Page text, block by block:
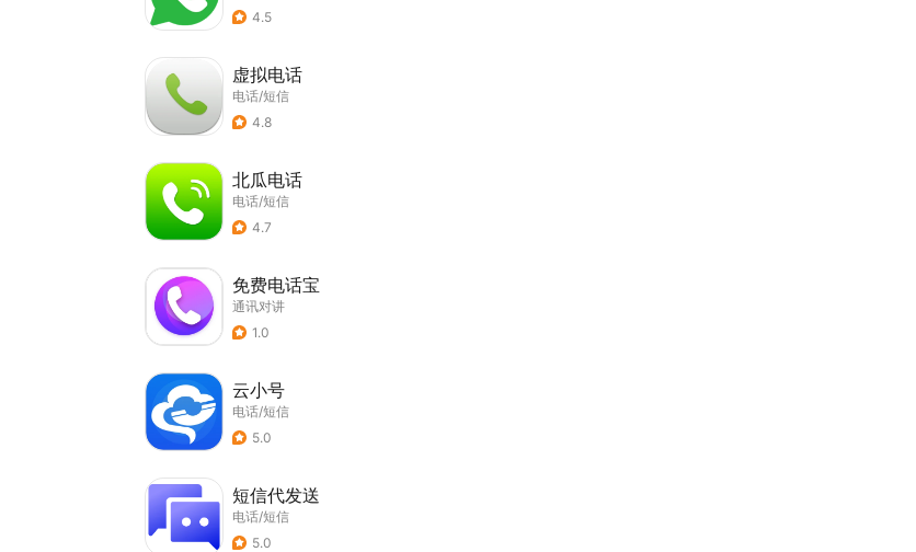
4.5
虚拟电话
电话/短信
4.8
北瓜电话
电话/短信
4.7
免费电话宝
通讯对讲
1.0
云小号
电话/短信
5.0
短信代发送
电话/短信
5.0